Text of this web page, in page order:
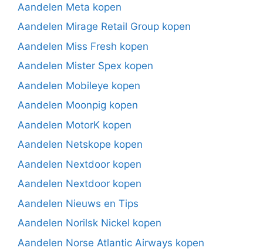
Aandelen Meta kopen
Aandelen Mirage Retail Group kopen
Aandelen Miss Fresh kopen
Aandelen Mister Spex kopen
Aandelen Mobileye kopen
Aandelen Moonpig kopen
Aandelen MotorK kopen
Aandelen Netskope kopen
Aandelen Nextdoor kopen
Aandelen Nextdoor kopen
Aandelen Nieuws en Tips
Aandelen Norilsk Nickel kopen
Aandelen Norse Atlantic Airways kopen